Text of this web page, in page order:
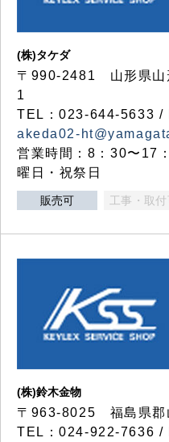
(株)タケダ
〒990-2481 山形県山
1
TEL：023-644-5633 /
akeda02-
営業時間：8：30〜17
曜日・祝祭日
販売可 工事・取付
(株)鈴木金物
〒963-8025 福島県郡
TEL：024-922-7636 /